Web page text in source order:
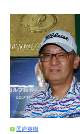
国府英樹